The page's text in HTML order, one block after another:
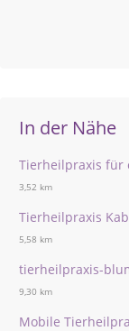
In der Nähe
Tierheilpraxis für
3,52 km
Tierheilpraxis
5,58 km
tierheilpraxis-
9,30 km
Mobile